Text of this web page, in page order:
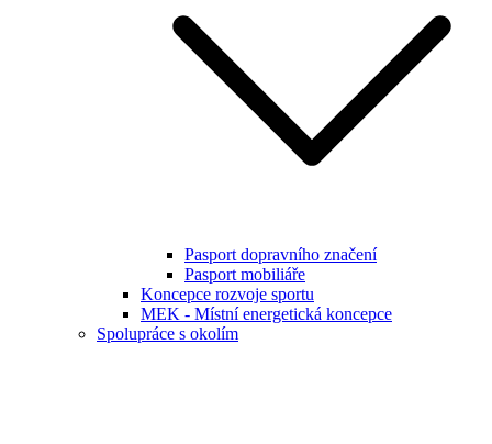
Pasport dopravního značení
Pasport mobiliáře
Koncepce rozvoje sportu
MEK - Místní energetická koncepce
Spolupráce s okolím